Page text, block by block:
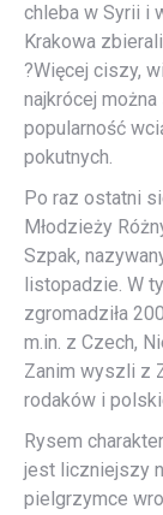
chleba w Syrii i
Krakowa
?Więcej ciszy,
najkrócej
popularność
pokutnych.
Po raz ostatni
Młodzieży
Szpak,
listopadzie. W
zgromadziła
m.in. z Czech,
Zanim wyszli z
rodaków i
Rysem
jest liczniejszy
pielgrzymce